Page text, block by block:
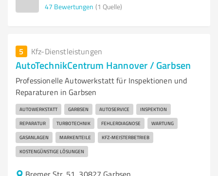
47 Bewertungen (1 Quelle)
5 Kfz-Dienstleistungen
AutoTechnikCentrum Hannover / Garbsen
Professionelle Autowerkstatt für Inspektionen und
Reparaturen in Garbsen
AUTOWERKSTATT GARBSEN AUTOSERVICE INSPEKTION
REPARATUR TURBOTECHNIK FEHLERDIAGNOSE WARTUNG
GASANLAGEN MARKENTEILE KFZ-MEISTERBETRIEB
KOSTENGÜNSTIGE LÖSUNGEN